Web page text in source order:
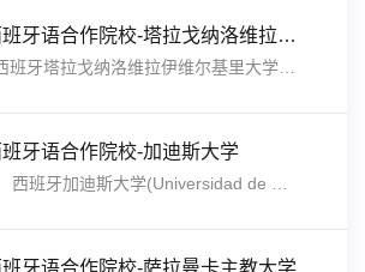
西班牙语合作院校-塔拉戈纳洛维拉伊维尔基里大学
班牙语合作院校-加迪斯大学
班牙语合作院校-萨拉曼卡主教大学